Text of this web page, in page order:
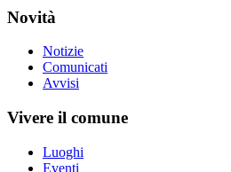
Novità
Notizie
Comunicati
Avvisi
Vivere il comune
Luoghi
Eventi